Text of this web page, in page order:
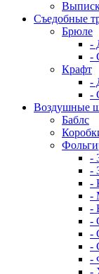
Съедобные
Брюле
-
-
Крафт
-
-
Воздушные
Баблс
-
-
-
-
-
-
-
-
-
-